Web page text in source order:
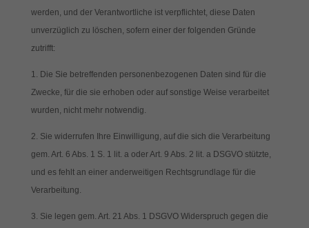
werden, und der Verantwortliche ist verpflichtet, diese Daten
unverzüglich zu löschen, sofern einer der folgenden Gründe
zutrifft:
Die Sie betreffenden personenbezogenen Daten sind für die
Zwecke, für die sie erhoben oder auf sonstige Weise verarbeitet
wurden, nicht mehr notwendig.
Sie widerrufen Ihre Einwilligung, auf die sich die Verarbeitung
gem. Art. 6 Abs. 1 S. 1 lit. a oder Art. 9 Abs. 2 lit. a DSGVO stützte,
und es fehlt an einer anderweitigen Rechtsgrundlage für die
Verarbeitung.
Sie legen gem. Art. 21 Abs. 1 DSGVO Widerspruch gegen die